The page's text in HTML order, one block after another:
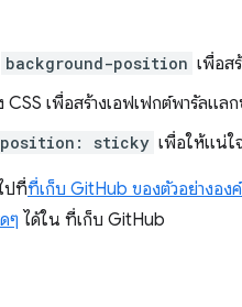
background-position เพื่อส
เพื่อสร้างเอฟเฟกต์พารัลแ
position: sticky เพื่อให้แน่ใ
ปที่ที่เก็บ GitHub ของตัวอย่างอง
ๆ ได้ใน ที่เก็บ GitHub